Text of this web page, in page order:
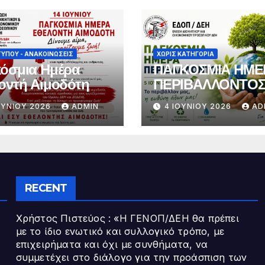
- ΑΝΑΚΟΙΝΏΣΕΙΣ
Ημέρα
Αιμοδότη
2026 ADMIN
ΧΩΡΊΣ ΚΑΤΗΓΟΡΊΑ
ΠΑΓΚΟΣΜΙΑ
ΠΕΡΙΒΑΛΛΟΝΤΟΣ
4 ΙΟΥΝΊΟΥ 2026
RECENT
Χρήστος Πιστεύος : «Η ΓΕΝΟΠ/ΔΕΗ θα πρέπει
με το ίδιο ενωτικό και συλλογικό τρόπο, με
επιχειρήματα και όχι με συνθήματα, να
συμμετέχει στο διάλογο για την προάσπιση των